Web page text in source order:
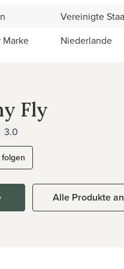
Vereinigte
Marke
Niederlande
Fly
3.0
Alle Produkte